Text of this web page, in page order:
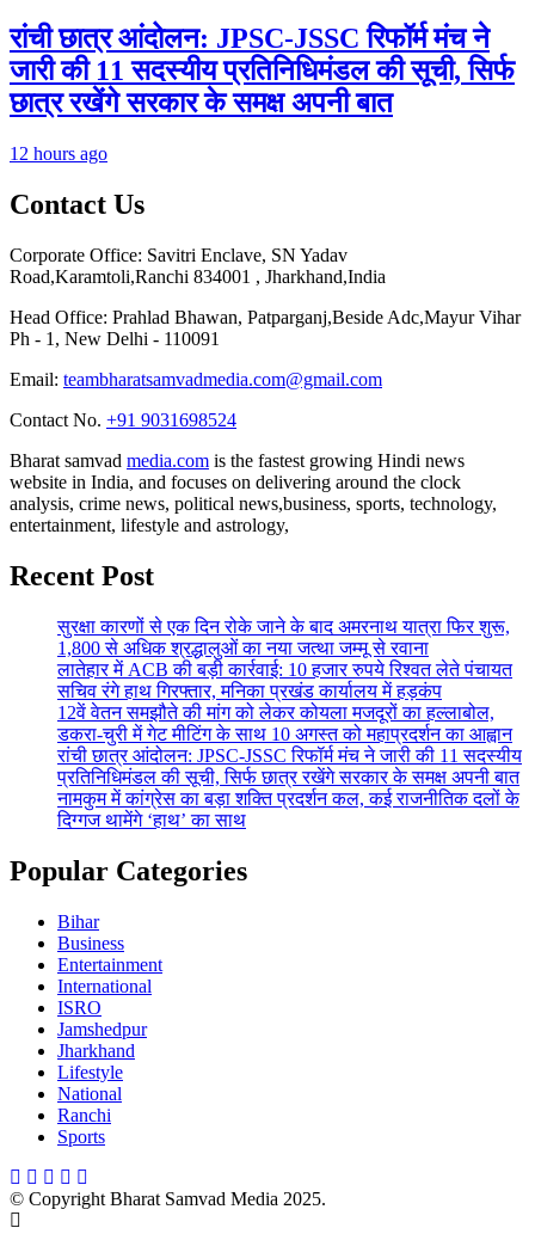
रांची छात्र आंदोलन: JPSC-JSSC रिफॉर्म मंच ने
जारी की 11 सदस्यीय प्रतिनिधिमंडल की सूची, सिर्फ
छात्र रखेंगे सरकार के समक्ष अपनी बात
12 hours ago
Contact Us
Corporate Office: Savitri Enclave, SN Yadav
Road,Karamtoli,Ranchi 834001 , Jharkhand,India
Head Office: Prahlad Bhawan, Patparganj,Beside Adc,Mayur Vihar
Ph - 1, New Delhi - 110091
Email: teambharatsamvadmedia.com@gmail.com
Contact No. ‪ +91 9031698524
Bharat samvad media.com is the fastest growing Hindi news
website in India, and focuses on delivering around the clock
analysis, crime news, political news,business, sports, technology,
entertainment, lifestyle and astrology,
Recent Post
सुरक्षा कारणों से एक दिन रोके जाने के बाद अमरनाथ यात्रा फिर शुरू,
1,800 से अधिक श्रद्धालुओं का नया जत्था जम्मू से रवाना
लातेहार में ACB की बड़ी कार्रवाई: 10 हजार रुपये रिश्वत लेते पंचायत
सचिव रंगे हाथ गिरफ्तार, मनिका प्रखंड कार्यालय में हड़कंप
12वें वेतन समझौते की मांग को लेकर कोयला मजदूरों का हल्लाबोल,
डकरा-चुरी में गेट मीटिंग के साथ 10 अगस्त को महाप्रदर्शन का आह्वान
रांची छात्र आंदोलन: JPSC-JSSC रिफॉर्म मंच ने जारी की 11 सदस्यीय
प्रतिनिधिमंडल की सूची, सिर्फ छात्र रखेंगे सरकार के समक्ष अपनी बात
नामकुम में कांग्रेस का बड़ा शक्ति प्रदर्शन कल, कई राजनीतिक दलों के
दिग्गज थामेंगे ‘हाथ’ का साथ
Popular Categories
Bihar
Business
Entertainment
International
ISRO
Jamshedpur
Jharkhand
Lifestyle
National
Ranchi
Sports
© Copyright Bharat Samvad Media 2025.